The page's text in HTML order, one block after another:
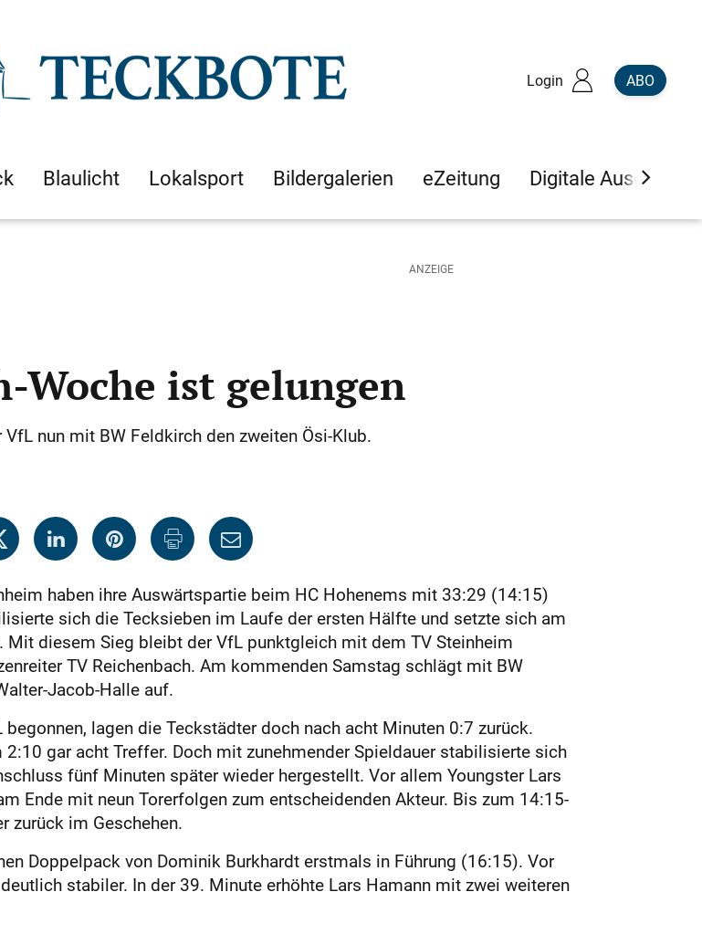
Login ABO
Blaulicht Lokalsport Bildergalerien eZeitung Digitale Ausgaben
Woche ist gelungen
nun mit BW Feldkirch den zweiten Ösi-Klub.
haben ihre Auswärtspartie beim HC Hohenems mit 33:29 (14:15)
sich die Tecksieben im Laufe der ersten Hälfte und setzte sich am
diesem Sieg bleibt der VfL punktgleich mit dem TV Steinheim
TV Reichenbach. Am kommenden Samstag schlägt mit BW
Jacob-Halle auf.
lagen die Teckstädter doch nach acht Minuten 0:7 zurück.
gar acht Treffer. Doch mit zunehmender Spieldauer stabilisierte sich
fünf Minuten später wieder hergestellt. Vor allem Youngster Lars
Ende mit neun Torerfolgen zum entscheidenden Akteur. Bis zum 14:15-
zurück im Geschehen.
Doppelpack von Dominik Burkhardt erstmals in Führung (16:15). Vor
stabiler. In der 39. Minute erhöhte Lars Hamann mit zwei weiteren